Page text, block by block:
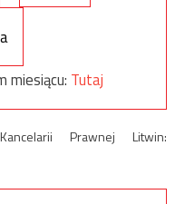
miesiącu: Tutaj
Prawnej Litwin: